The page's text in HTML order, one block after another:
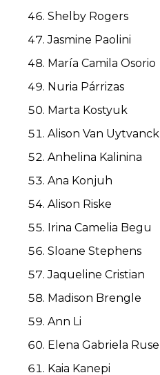
Shelby Rogers
Jasmine Paolini
María Camila Osorio
Nuria Párrizas
Marta Kostyuk
Alison Van Uytvanck
Anhelina Kalinina
Ana Konjuh
Alison Riske
Irina Camelia Begu
Sloane Stephens
Jaqueline Cristian
Madison Brengle
Ann Li
Elena Gabriela Ruse
Kaia Kanepi